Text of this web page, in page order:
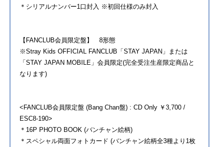
＊シリアルナンバー1口封入 ※初回仕様のみ封入
【FANCLUB会員限定盤】 8形態
※Stray Kids OFFICIAL FANCLUB「STAY JAPAN」または
「STAY JAPAN MOBILE」会員限定(完全受注生産限定商品と
なります)
<FANCLUB会員限定盤 (Bang Chan盤) : CD Only ￥3,700 /
ESC8-190>
＊16P PHOTO BOOK (バンチャン絵柄)
＊スペシャル両面フォトカード (バンチャン絵柄全3種より1枚